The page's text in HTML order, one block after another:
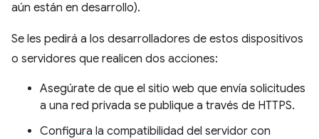
aún están en desarrollo).
Se les pedirá a los desarrolladores de estos dispositivos
o servidores que realicen dos acciones:
Asegúrate de que el sitio web que envía solicitudes
a una red privada se publique a través de HTTPS.
Configura la compatibilidad del servidor con